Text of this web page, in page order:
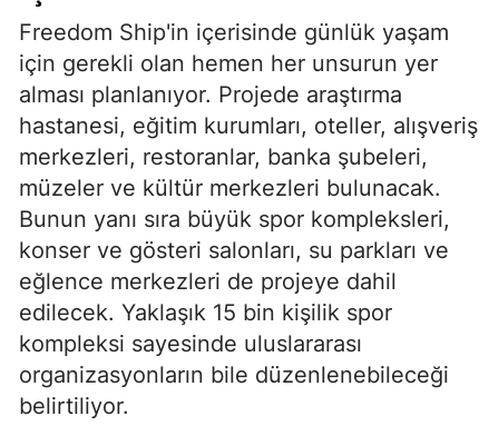
Freedom Ship'in içerisinde günlük yaşam
için gerekli olan hemen her unsurun yer
alması planlanıyor. Projede araştırma
hastanesi, eğitim kurumları, oteller, alışveriş
merkezleri, restoranlar, banka şubeleri,
müzeler ve kültür merkezleri bulunacak.
Bunun yanı sıra büyük spor kompleksleri,
konser ve gösteri salonları, su parkları ve
eğlence merkezleri de projeye dahil
edilecek. Yaklaşık 15 bin kişilik spor
kompleksi sayesinde uluslararası
organizasyonların bile düzenlenebileceği
belirtiliyor.